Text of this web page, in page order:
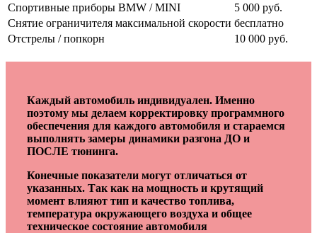
Спортивные приборы BMW / MINI
5 000 руб.
Снятие ограничителя максимальной скорости бесплатно
Отстрелы / попкорн
10 000 руб.
Каждый автомобиль индивидуален. Именно
поэтому мы делаем корректировку программного
обеспечения для каждого автомобиля и стараемся
выполнять замеры динамики разгона ДО и
ПОСЛЕ тюнинга.
Конечные показатели могут отличаться от
указанных. Так как на мощность и крутящий
момент влияют тип и качество топлива,
температура окружающего воздуха и общее
техническое состояние автомобиля